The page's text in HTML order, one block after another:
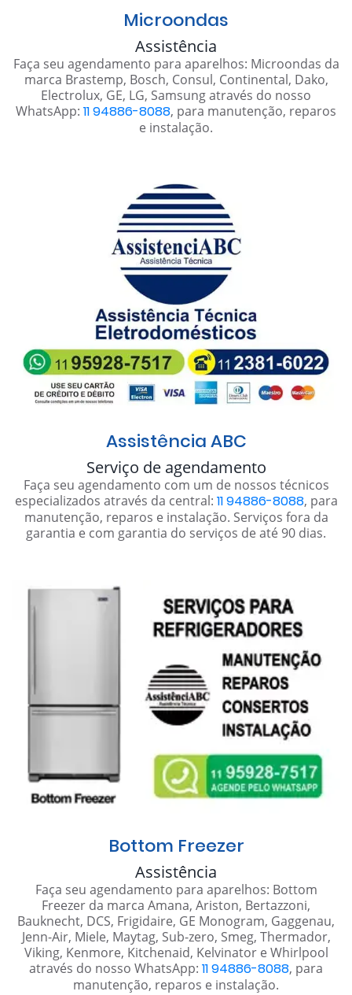
Microondas
Assistência
Faça seu agendamento para aparelhos: Microondas da
marca Brastemp, Bosch, Consul, Continental, Dako,
Electrolux, GE, LG, Samsung através do nosso
WhatsApp: 11 94886-8088, para manutenção, reparos
e instalação.
Assistência ABC
Serviço de agendamento
Faça seu agendamento com um de nossos técnicos
especializados através da central: 11 94886-8088, para
manutenção, reparos e instalação. Serviços fora da
garantia e com garantia do serviços de até 90 dias.
Bottom Freezer
Assistência
Faça seu agendamento para aparelhos: Bottom
Freezer da marca Amana, Ariston, Bertazzoni,
Bauknecht, DCS, Frigidaire, GE Monogram, Gaggenau,
Jenn-Air, Miele, Maytag, Sub-zero, Smeg, Thermador,
Viking, Kenmore, Kitchenaid, Kelvinator e Whirlpool
através do nosso WhatsApp: 11 94886-8088, para
manutenção, reparos e instalação.